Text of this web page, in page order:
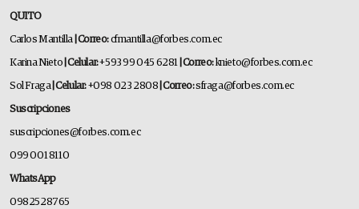
QUITO
Carlos Mantilla | Correo:cfmantilla@forbes.com.ec
Karina Nieto | Celular:+593 99 045 6281 | Correo:knieto@forbes.com.ec
Sol Fraga| Celular:+098 023 2808 | Correo:sfraga@forbes.com.ec
Suscripciones
suscripciones@forbes.com.ec
099 001 8110
WhatsApp
0982528765